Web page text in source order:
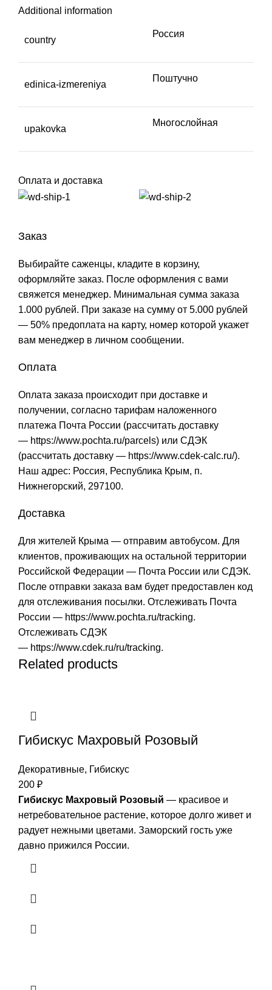
Additional information
country
Россия
edinica-izmereniya
Поштучно
upakovka
Многослойная
Оплата и доставка
Заказ
Выбирайте саженцы, кладите в корзину,
оформляйте заказ. После оформления с вами
свяжется менеджер. Минимальная сумма заказа
1.000 рублей. При заказе на сумму от 5.000 рублей
— 50% предоплата на карту, номер которой укажет
вам менеджер в личном сообщении.
Оплата
Оплата заказа происходит при доставке и
получении, согласно тарифам наложенного
платежа Почта России (рассчитать доставку
— https://www.pochta.ru/parcels) или СДЭК
(рассчитать доставку — https://www.cdek-calc.ru/).
Наш адрес: Россия, Республика Крым, п.
Нижнегорский, 297100.
Доставка
Для жителей Крыма — отправим автобусом. Для
клиентов, проживающих на остальной территории
Российской Федерации — Почта России или СДЭК.
После отправки заказа вам будет предоставлен код
для отслеживания посылки. Отслеживать Почта
России — https://www.pochta.ru/tracking.
Отслеживать СДЭК
— https://www.cdek.ru/ru/tracking.
Related products
Гибискус Махровый Розовый
Декоративные, Гибискус
200 ₽
Гибискус Махровый Розовый — красивое и
нетребовательное растение, которое долго живет и
радует нежными цветами. Заморский гость уже
давно прижился России.